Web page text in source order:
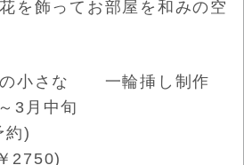
を飾ってお部屋を和みの空
の小さな 一輪挿し制作
3月中旬
約)
2750)